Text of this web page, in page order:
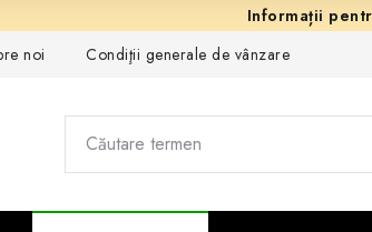
noi Condiţii generale de vânzare